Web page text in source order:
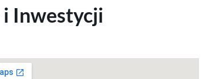
i Inwestycji